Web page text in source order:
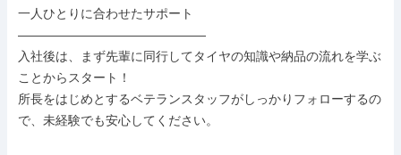
一人ひとりに合わせたサポート
―――――――――――――――
入社後は、まず先輩に同行してタイヤの知識や納品の流れを学ぶ
ことからスタート！
所長をはじめとするベテランスタッフがしっかりフォローするの
で、未経験でも安心してください。